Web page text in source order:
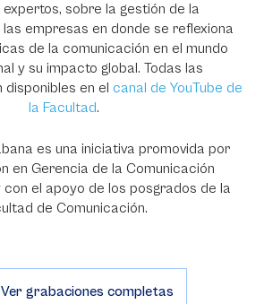
sobre la gestión de la
empresas en donde se reflexiona
de la comunicación en el mundo
y su impacto global. Todas las
en el canal de YouTube de
la Facultad.
es una iniciativa promovida por
en Gerencia de la Comunicación
con el apoyo de los posgrados de la
de Comunicación.
Ver grabaciones completas